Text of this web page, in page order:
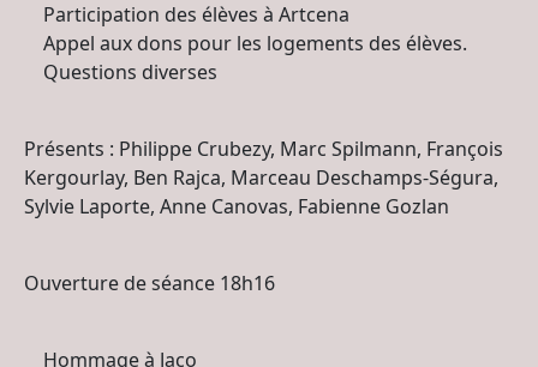
Participation des élèves à Artcena
Appel aux dons pour les logements des élèves.
Questions diverses
Présents : Philippe Crubezy, Marc Spilmann, François
Kergourlay, Ben Rajca, Marceau Deschamps-Ségura,
Sylvie Laporte, Anne Canovas, Fabienne Gozlan
Ouverture de séance 18h16
Hommage à Jaco